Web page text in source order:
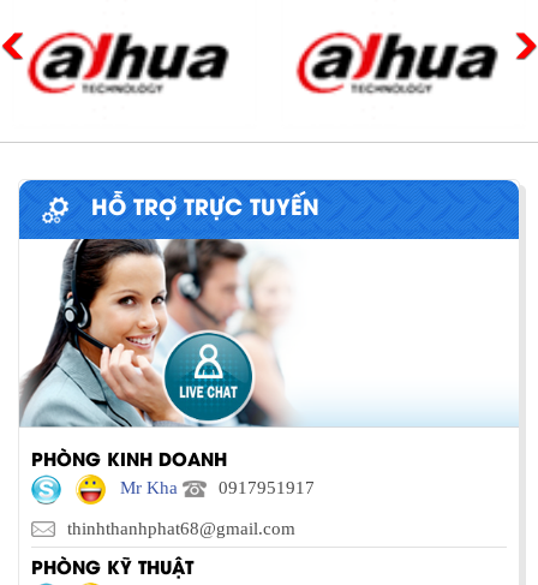
HỖ TRỢ TRỰC TUYẾN
PHÒNG KINH DOANH
Mr Kha 0917951917
thinhthanhphat68@gmail.com
PHÒNG KỸ THUẬT